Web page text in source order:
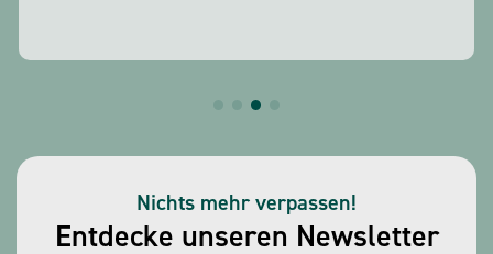
Entdecke unseren Newsletter
Nichts mehr verpassen!